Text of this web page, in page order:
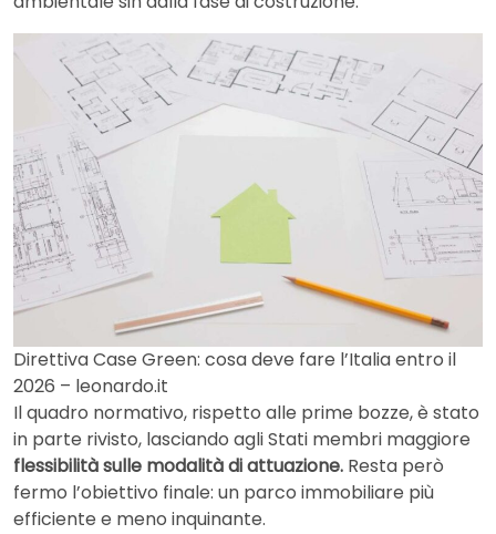
Direttiva Case Green: cosa deve fare l’Italia entro il
2026 – leonardo.it
Il quadro normativo, rispetto alle prime bozze, è stato
in parte rivisto, lasciando agli Stati membri maggiore
flessibilità sulle modalità di attuazione. Resta però
fermo l’obiettivo finale: un parco immobiliare più
efficiente e meno inquinante.